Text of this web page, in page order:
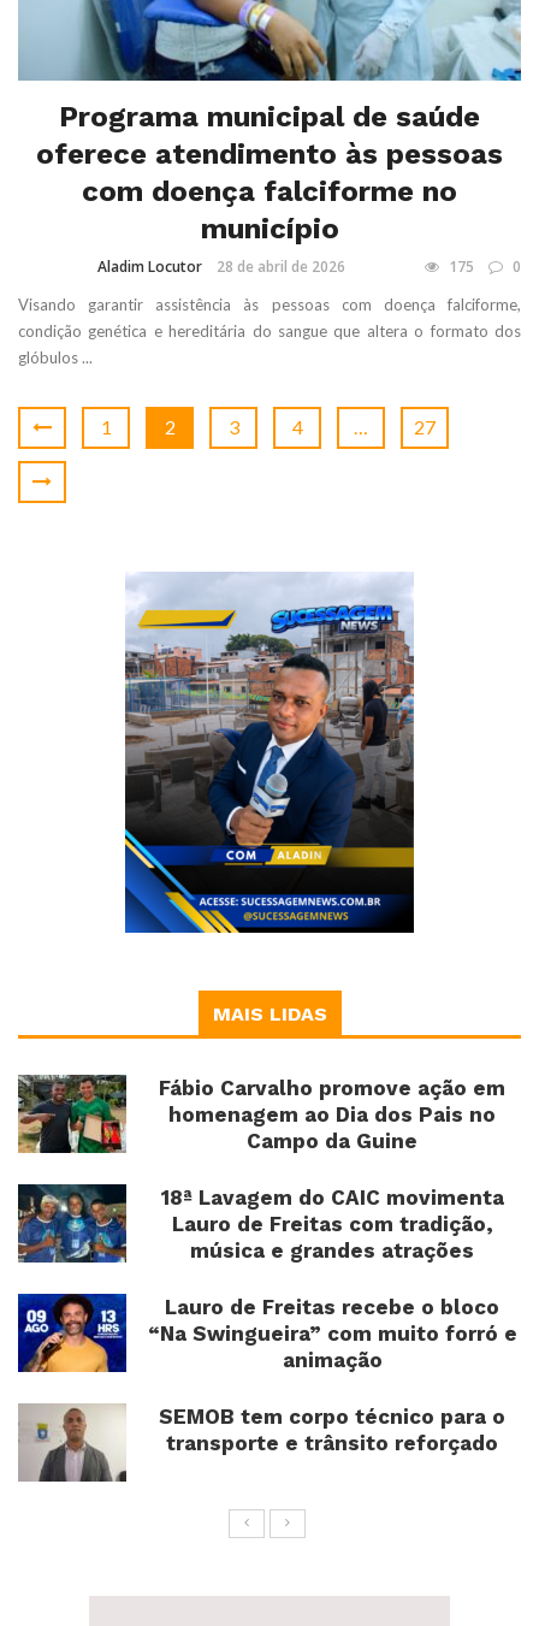
Programa municipal de saúde
oferece atendimento às pessoas
com doença falciforme no
município
Aladim Locutor 28 de abril de 2026 175 0
Visando garantir assistência às pessoas com doença falciforme,
condição genética e hereditária do sangue que altera o formato dos
glóbulos ...
1 2 3 4 … 27
MAIS LIDAS
Fábio Carvalho promove ação em
homenagem ao Dia dos Pais no
Campo da Guine
18ª Lavagem do CAIC movimenta
Lauro de Freitas com tradição,
música e grandes atrações
Lauro de Freitas recebe o bloco
“Na Swingueira” com muito forró e
animação
SEMOB tem corpo técnico para o
transporte e trânsito reforçado